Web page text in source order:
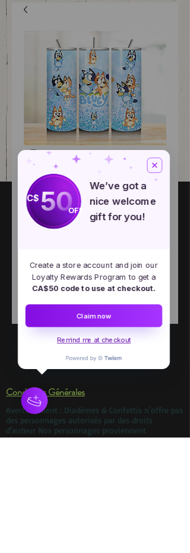
Bluey
CA$22.00 Price
Quantity
Add to Cart
Services en ligne
Conditions Générales
Avertissement : Diadèmes & Confettis n'offre pas
des personnages autorisés par des droits
d'auteur Nos personnages proviennent
d'histoires qui sont du domaine public. Nous ne
C$50OFF
We’ve got a
nice welcome
gift for you!
Create a store account and join our
Loyalty Rewards Program to get a
CA$50 code to use at checkout.
Claim now
Remind me at checkout